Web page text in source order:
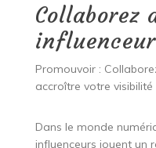
Collaborez
Promouvoir :
accroître votre visibilité
Dans le monde
influenceurs jouent un